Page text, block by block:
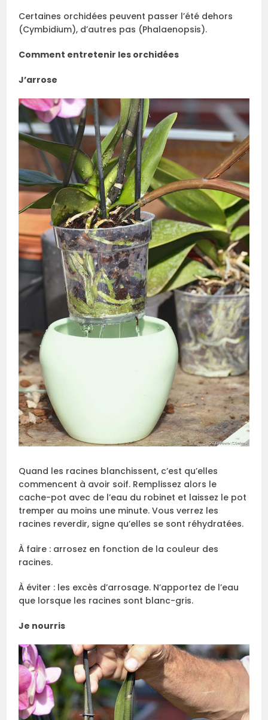
Certaines orchidées peuvent passer l’été dehors
(Cymbidium), d’autres pas (Phalaenopsis).
Comment entretenir les orchidées
J’arrose
Quand les racines blanchissent, c’est qu’elles
commencent à avoir soif. Remplissez alors le
cache-pot avec de l’eau du robinet et laissez le pot
tremper au moins une minute. Vous verrez les
racines reverdir, signe qu’elles se sont réhydratées.
À faire : arrosez en fonction de la couleur des
racines.
À éviter : les excès d’arrosage. N’apportez de l’eau
que lorsque les racines sont blanc-gris.
Je nourris